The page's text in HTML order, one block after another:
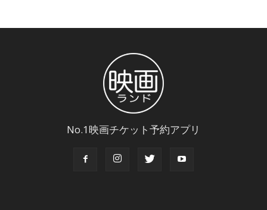
No.1映画チケット予約アプリ